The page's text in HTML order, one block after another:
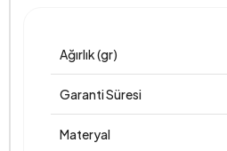
Ağırlık (gr)
Garanti Süresi
Materyal